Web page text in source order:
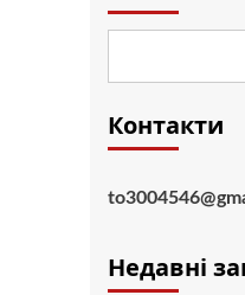
Контакти
Недавні